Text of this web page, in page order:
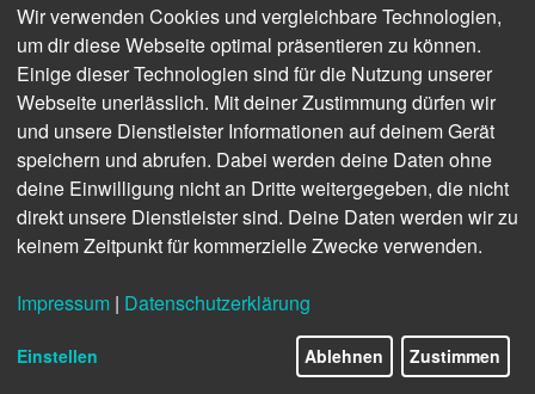
Gefährdungsbeurteilung dokumentiert und begründet
werden. Die Arbeitsstättenverordnung ist als Ergänzung
des Bauordnungsrechts der Länder ein elementarer
Bestandteil bei der Gestaltung von Arbeitsstätten sowie
bei der Beachtung des Bestandsschutzes von baulichen
Einrichtungen. Ihre vorrangige Funktion liegt somit in der
Sicherung von Objekten.
Gestaltung von Arbeitsflächen
Arbeitsstättenverordnung und
reduzieren das Risiko für Unfälle
Ihr Weg:
Zweitägiges Präsenzseminar mit
Wir verwenden Cookies und vergleichbare Technologien,
um dir diese Webseite optimal präsentieren zu können.
Einige dieser Technologien sind für die Nutzung unserer
Webseite unerlässlich. Mit deiner Zustimmung dürfen wir
und unsere Dienstleister Informationen auf deinem Gerät
speichern und abrufen. Dabei werden deine Daten ohne
deine Einwilligung nicht an Dritte weitergegeben, die nicht
direkt unsere Dienstleister sind. Deine Daten werden wir zu
keinem Zeitpunkt für kommerzielle Zwecke verwenden.
Impressum | Datenschutzerklärung
Einstellen Ablehnen Zustimmen